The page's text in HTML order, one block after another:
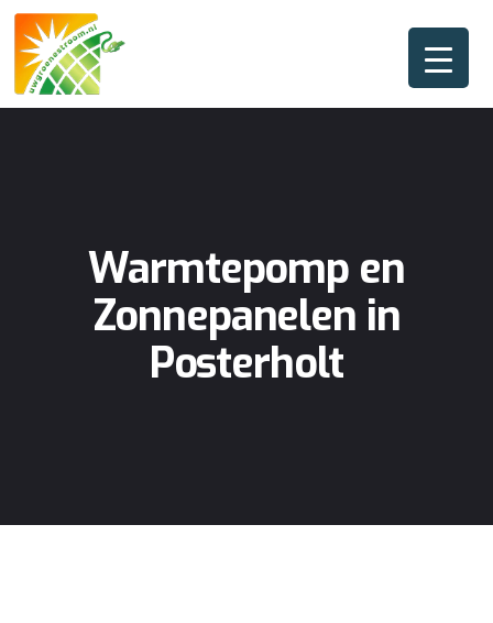
Warmtepomp en
Zonnepanelen in
Posterholt